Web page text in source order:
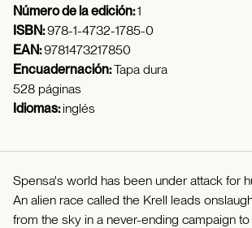
Número de la edición:1
ISBN:978-1-4732-1785-0
EAN:9781473217850
Encuadernación:Tapa dura
528 páginas
Idiomas:inglés
Spensa's world has been under attack for
An alien race called the Krell leads
from the sky in a never-ending campaign